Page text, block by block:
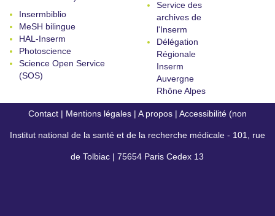
Insermbiblio
MeSH bilingue
HAL-Inserm
Photoscience
Science Open Service
(SOS)
Service des
archives de
l'Inserm
Délégation
Régionale
Inserm
Auvergne
Rhône Alpes
Contact | Mentions légales | A propos | Accessibilité (non
conforme)
Institut national de la santé et de la recherche médicale - 101, rue
de Tolbiac | 75654 Paris Cedex 13